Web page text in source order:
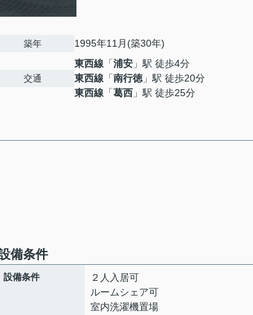
築年 1995年11月(築30年)
交通
東西線 「浦安 」駅 徒歩4分
東西線 「南行徳 」駅 徒歩20分
東西線 「葛西 」駅 徒歩25分
備条件
設備条件
２人入居可
ルームシェア可
室内洗濯機置場